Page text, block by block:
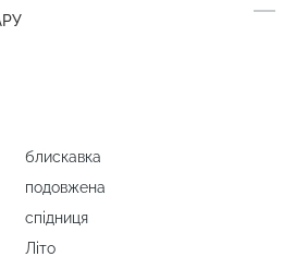
блискавка
подовжена
спідниця
Літо